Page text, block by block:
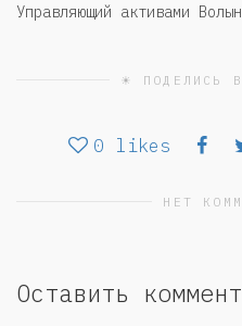
Управляющий активами
☀ ПОДЕЛИСЬ
0 likes
НЕТ
Оставить